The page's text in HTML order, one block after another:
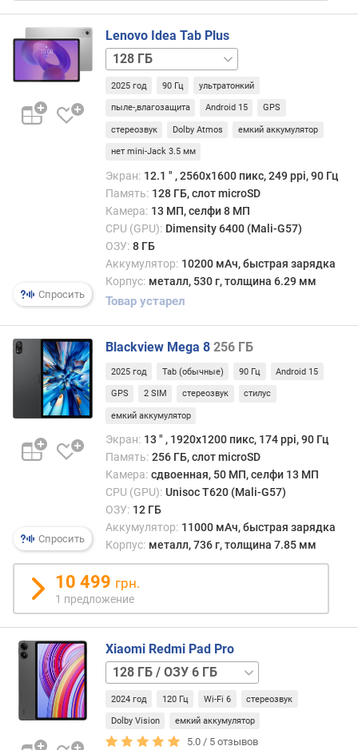
н
ш
е
н
е
д
р
п
у
с
%
п
р
о
о
г
а
ф
и
к
а
ч
Спросить
Lenovo Idea Tab Plus
128 ГБ
/
5G
256 ГБ
ГБ256 ГБ
/
8
ГБ,
5G256 ГБ
/
12
256 ГБ
/
12
ГБ,
2025 год 90 Гц ультратонкий
пыле-,влагозащита Android 15 GPS
стереозвук Dolby Atmos емкий аккумулятор
нет mini-Jack 3.5 мм
Экран: 12.1 ″ , 2560x1600 пикс, 249 ppi, 90 Гц
Память: 128 ГБ, слот microSD
Камера: 13 МП, селфи 8 МП
CPU (GPU): Dimensity 6400 (Mali-G57)
ОЗУ: 8 ГБ
Аккумулятор: 10200 мАч, быстрая зарядка
Корпус: металл, 530 г, толщина 6.29 мм
Товар устарел
Спросить
Blackview Mega 8 256 ГБ
2025 год Tab (обычные) 90 Гц Android 15
GPS 2 SIM стереозвук стилус
емкий аккумулятор
Экран: 13 ″ , 1920x1200 пикс, 174 ppi, 90 Гц
Память: 256 ГБ, слот microSD
Камера: сдвоенная, 50 МП, селфи 13 МП
CPU (GPU): Unisoc T620 (Mali-G57)
ОЗУ: 12 ГБ
Аккумулятор: 11000 мАч, быстрая зарядка
Корпус: металл, 736 г, толщина 7.85 мм
10 499 грн.
1 предложение
Xiaomi Redmi Pad Pro
128 ГБ
/
ОЗУ
ГБ,
2024 год 120 Гц Wi-Fi 6 стереозвук
Dolby Vision емкий аккумулятор
5.0 / 5 отзывов